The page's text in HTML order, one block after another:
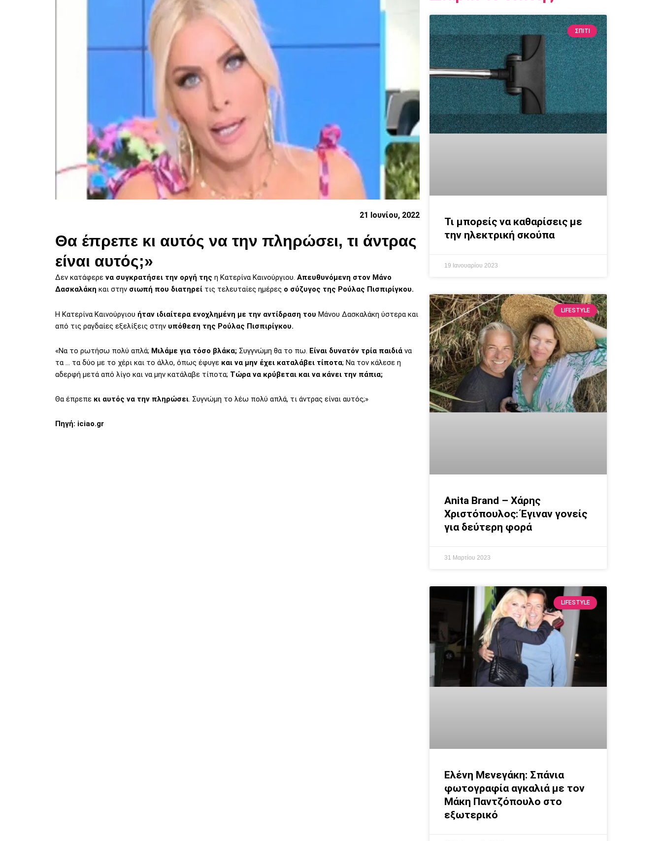
21 Ιουνίου, 2022
Θα έπρεπε κι αυτός να την πληρώσει, τι άντρας
είναι αυτός;»
Δεν κατάφερε να συγκρατήσει την οργή της η Κατερίνα Καινούργιου. Απευθυνόμενη στον Μάνο
Δασκαλάκη και στην σιωπή που διατηρεί τις τελευταίες ημέρες ο σύζυγος της Ρούλας Πισπιρίγκου.
Η Κατερίνα Καινούργιου ήταν ιδιαίτερα ενοχλημένη με την αντίδραση του Μάνου Δασκαλάκη ύστερα και
από τις ραγδαίες εξελίξεις στην υπόθεση της Ρούλας Πισπιρίγκου.
«Να το ρωτήσω πολύ απλά; Μιλάμε για τόσο βλάκα; Συγγνώμη θα το πω. Είναι δυνατόν τρία παιδιά να
τα … τα δύο με το χέρι και το άλλο, όπως έφυγε και να μην έχει καταλάβει τίποτα; Να τον κάλεσε η
αδερφή μετά από λίγο και να μην κατάλαβε τίποτα; Τώρα να κρύβεται και να κάνει την πάπια;
Θα έπρεπε κι αυτός να την πληρώσει. Συγνώμη το λέω πολύ απλά, τι άντρας είναι αυτός;»
Πηγή: iciao.gr
ΣΠΙΤΙ
Τι μπορείς να καθαρίσεις με
την ηλεκτρική σκούπα
19 Ιανουαρίου 2023
LIFESTYLE
Anita Brand – Χάρης
Χριστόπουλος: Έγιναν γονείς
για δεύτερη φορά
31 Μαρτίου 2023
LIFESTYLE
Ελένη Μενεγάκη: Σπάνια
φωτογραφία αγκαλιά με τον
Μάκη Παντζόπουλο στο
εξωτερικό